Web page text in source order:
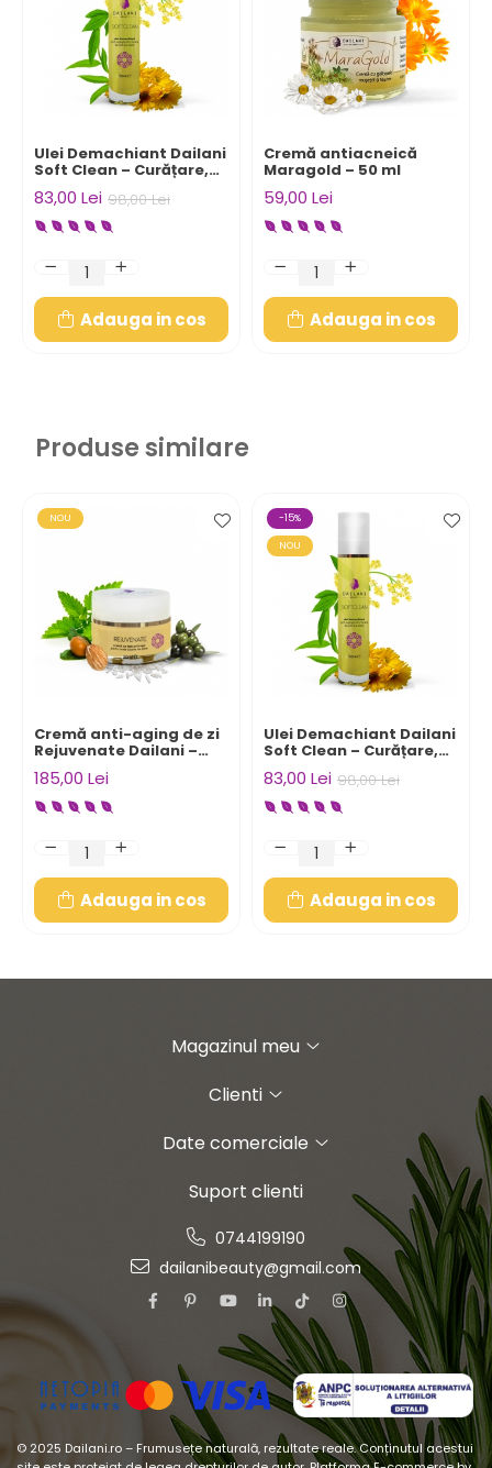
Ulei Demachiant Dailani
Soft Clean – Curățare,
Naturală 98,00 Lei
83,00 Lei
Adauga in cos
Cremă antiacneică
Maragold – 50 ml
59,00 Lei
Adauga in cos
Produse similare
NOU
Cremă anti-aging de zi
Rejuvenate Dailani –
Reducerea Ridurilor
185,00 Lei
Adauga in cos
-15%
NOU
Ulei Demachiant Dailani
Soft Clean – Curățare,
Naturală 98,00 Lei
83,00 Lei
Adauga in cos
Magazinul meu
Clienti
Date comerciale
Suport clienti
0744199190
dailanibeauty@gmail.com
© 2025 Dailani.ro – Frumusețe naturală, rezultate reale. Conținutul acestui